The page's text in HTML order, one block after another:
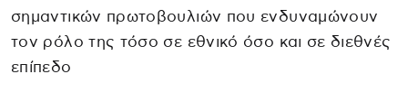
σημαντικών πρωτοβουλιών που ενδυναμώνουν
τον ρόλο της τόσο σε εθνικό όσο και σε διεθνές
επίπεδο